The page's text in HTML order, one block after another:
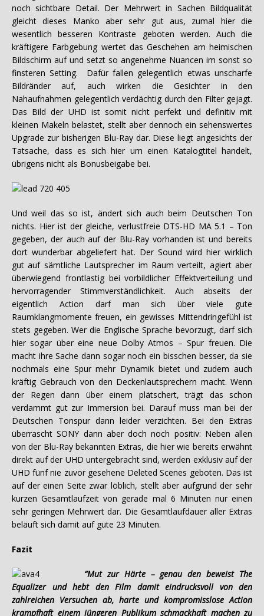
noch sichtbare Detail. Der Mehrwert in Sachen Bildqualität
gleicht dieses Manko aber sehr gut aus, zumal hier die
wesentlich besseren Kontraste geboten werden. Auch die
kräftigere Farbgebung wertet das Geschehen am heimischen
Bildschirm auf und setzt so angenehme Nuancen im sonst so
finsteren Setting. Dafür fallen gelegentlich etwas unscharfe
Bildränder auf, auch wirken die Gesichter in den
Nahaufnahmen gelegentlich verdächtig durch den Filter gejagt.
Das Bild der UHD ist somit nicht perfekt und definitiv mit
kleinen Makeln belastet, stellt aber dennoch ein sehenswertes
Upgrade zur bisherigen Blu-Ray dar. Diese liegt angesichts der
Tatsache, dass es sich hier um einen Katalogtitel handelt,
übrigens nicht als Bonusbeigabe bei.
Und weil das so ist, ändert sich auch beim Deutschen Ton
nichts. Hier ist der gleiche, verlustfreie DTS-HD MA 5.1 – Ton
gegeben, der auch auf der Blu-Ray vorhanden ist und bereits
dort wunderbar abgeliefert hat. Der Sound wird hier wirklich
gut auf sämtliche Lautsprecher im Raum verteilt, agiert aber
überwiegend frontlastig bei vorbildlicher Effektverteilung und
hervorragender Stimmverständlichkeit. Auch abseits der
eigentlich Action darf man sich über viele gute
Raumklangmomente freuen, ein gewisses Mittendringefühl ist
stets gegeben. Wer die Englische Sprache bevorzugt, darf sich
hier sogar über eine neue Dolby Atmos – Spur freuen. Die
macht ihre Sache dann sogar noch ein bisschen besser, da sie
nochmals eine Spur mehr Dynamik bietet und zudem auch
kräftig Gebrauch von den Deckenlautsprechern macht. Wenn
der Regen dann über einem plätschert, trägt das schon
verdammt gut zur Immersion bei. Darauf muss man bei der
Deutschen Tonspur dann leider verzichten. Bei den Extras
überrascht SONY dann aber doch noch positiv: Neben allen
von der Blu-Ray bekannten Extras, die hier wie bereits erwähnt
direkt auf der UHD untergebracht sind, werden exklusiv auf der
UHD fünf nie zuvor gesehene Deleted Scenes geboten. Das ist
auf der einen Seite zwar löblich, stellt aber aufgrund der sehr
kurzen Gesamtlaufzeit von gerade mal 6 Minuten nur einen
sehr geringen Mehrwert dar. Die Gesamtlaufdauer aller Extras
beläuft sich damit auf gute 23 Minuten.
Fazit
“Mut zur Härte – genau den beweist The
Equalizer und hebt den Film damit eindrucksvoll von den
zahlreichen Versuchen ab, harte und kompromisslose Action
krampfhaft einem jüngeren Publikum schmackhaft machen zu